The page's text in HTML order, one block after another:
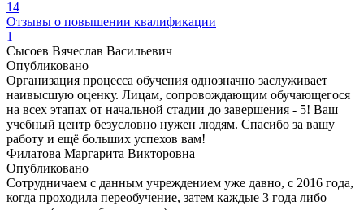
14
Отзывы о повышении квалификации
1
Сысоев Вячеслав Васильевич
Опубликовано
Организация процесса обучения однозначно заслуживает
наивысшую оценку. Лицам, сопровождающим обучающегося
на всех этапах от начальной стадии до завершения - 5! Ваш
учебный центр безусловно нужен людям. Спасибо за вашу
работу и ещё больших успехов вам!
Филатова Маргарита Викторовна
Опубликовано
Сотрудничаем с данным учреждением уже давно, с 2016 года,
когда проходила переобучение, затем каждые 3 года либо